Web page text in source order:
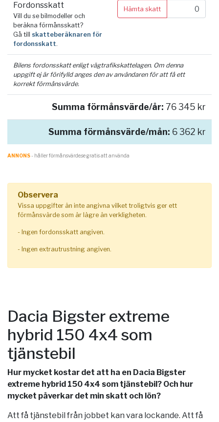
Fordonsskatt
Vill du se bilmodeller och
beräkna förmånsskatt?
Gå till skatteberäknaren för
fordonsskatt.
Hämta skatt
Bilens fordonsskatt enligt vägtrafikskattelagen. Om denna
uppgift ej är förifylld anges den av användaren för att få ett
korrekt förmånsvärde.
Summa förmånsvärde/år: 76 345 kr
Summa förmånsvärde/mån: 6 362 kr
ANNONS- håller förmånsvärde.se gratis att använda
Observera
Vissa uppgifter än inte angivna vilket troligtvis ger ett
förmånsvärde som är lägre än verkligheten.
- Ingen fordonsskatt angiven.
- Ingen extrautrustning angiven.
Dacia Bigster extreme
hybrid 150 4x4 som
tjänstebil
Hur mycket kostar det att ha en Dacia Bigster
extreme hybrid 150 4x4 som tjänstebil? Och hur
mycket påverkar det min skatt och lön?
Att få tjänstebil från jobbet kan vara lockande. Att få